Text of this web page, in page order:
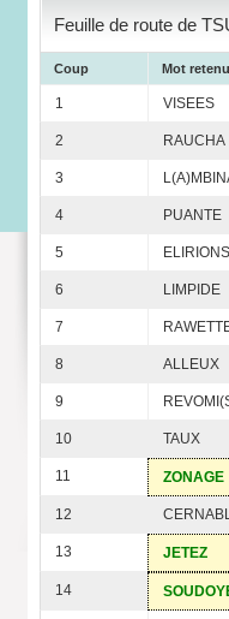
Feuille de route de
Coup Mot retenu
1 VISEES
2 RAUCHA
3
4 PUANTE
5 ELIRIONS
6 LIMPIDE
7
8 ALLEUX
9
10 TAUX
11 ZONAGE
12
13 JETEZ
14